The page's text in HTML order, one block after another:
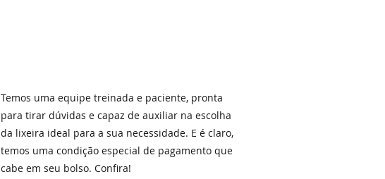
Temos uma equipe treinada e paciente, pronta
para tirar dúvidas e capaz de auxiliar na escolha
da lixeira ideal para a sua necessidade. E é claro,
temos uma condição especial de pagamento que
cabe em seu bolso. Confira!